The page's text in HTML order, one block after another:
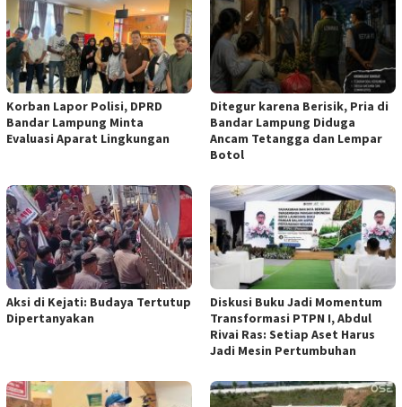
Korban Lapor Polisi, DPRD
Bandar Lampung Minta
Evaluasi Aparat Lingkungan
Ditegur karena Berisik, Pria di
Bandar Lampung Diduga
Ancam Tetangga dan Lempar
Botol
Aksi di Kejati: Budaya Tertutup
Dipertanyakan
Diskusi Buku Jadi Momentum
Transformasi PTPN I, Abdul
Rivai Ras: Setiap Aset Harus
Jadi Mesin Pertumbuhan